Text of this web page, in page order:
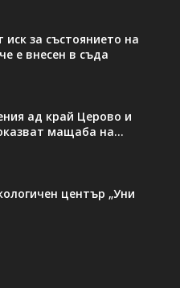
иск за състоянието на
е внесен в съда
ад край Церово и
мащаба на...
център „Уни